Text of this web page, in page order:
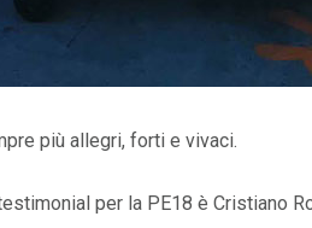
più allegri, forti e vivaci.
per la PE18 è Cristiano